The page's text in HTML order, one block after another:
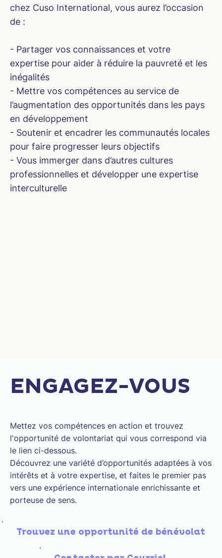
ENGAGEZ-VOUS
Mettez vos compétences en action et trouvez
l'opportunité de volontariat qui vous correspond via
le lien ci-dessous.
Découvrez une variété d’opportunités adaptées à vos
intérêts et à votre expertise, et faites le premier pas
vers une expérience internationale enrichissante et
porteuse de sens.
Trouvez une opportunité de bénévolat
chez Cuso International, vous aurez l’occasion
de :
- Partager vos connaissances et votre
expertise pour aider à réduire la pauvreté et les
inégalités
- Mettre vos compétences au service de
l’augmentation des opportunités dans les pays
en développement
- Soutenir et encadrer les communautés locales
pour faire progresser leurs objectifs
- Vous immerger dans d’autres cultures
professionnelles et développer une expertise
interculturelle